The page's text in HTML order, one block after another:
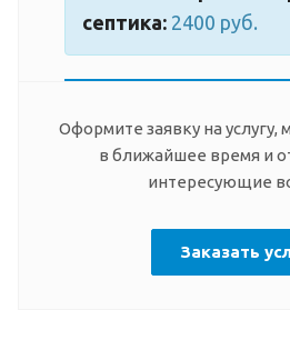
септика: 2400 руб.
Оформите заявку на услугу,
в ближайшее время и
интересующие
Заказать